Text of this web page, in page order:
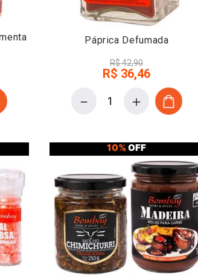
Páprica Defumada
R$42,90
R$ 36,46
＋
－
10%OFF